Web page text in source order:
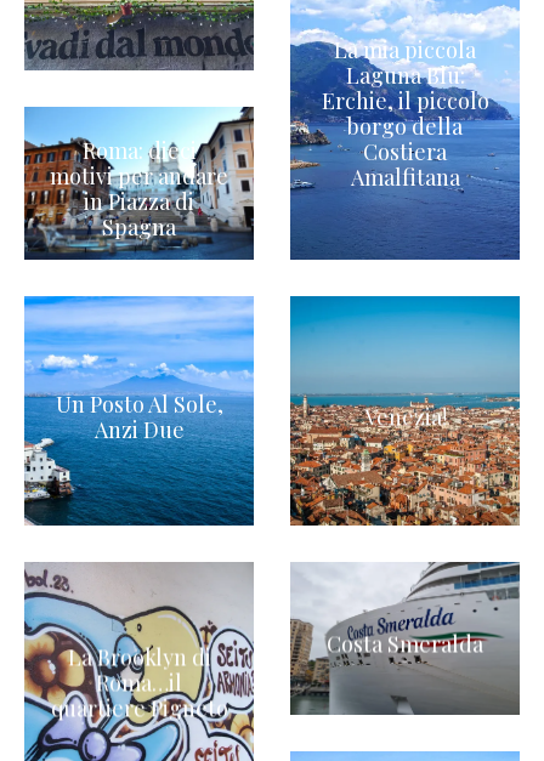
Roma: dieci
motivi per andare
in Piazza di
Spagna
Un Posto Al Sole,
Anzi Due
La Brooklyn di
Roma…il
quartiere Pigneto
La mia piccola
Laguna Blu:
Erchie, il piccolo
borgo della
Costiera
Amalfitana
Venezia!
Costa Smeralda